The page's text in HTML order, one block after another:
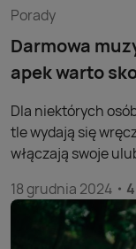
Porady
Darmowa
apek warto
Dla niektórych
tle wydają się
włączają swoje
grupy należysz,
muzyka do
korzystać!
18 grudnia 2024